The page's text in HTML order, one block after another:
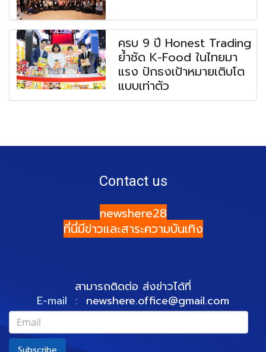
ครบ 9 ปี Honest Trading
ย้ำชัด K-Food ในไทยมา
แรง ปักธงเป้าหมายเติบโต
แบบเท่าตัว
Contact us
newshere28
ที่นี่มีข่าวและสาระความบันเทิง
สามารถติดต่อ ส่งข่าวได้ที่
E-mail : newshere.office@gmail.com